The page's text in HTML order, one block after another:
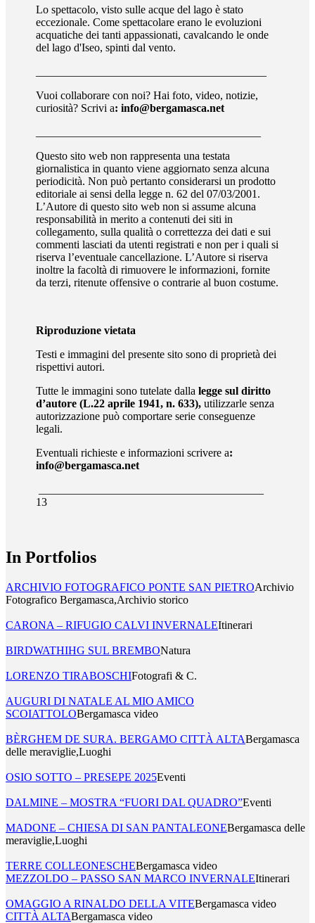
Lo spettacolo, visto sulle acque del lago è stato
eccezionale. Come spettacolare erano le evoluzioni
acquatiche dei tanti appassionati, cavalcando le onde
del lago d'Iseo, spinti dal vento.
Vuoi collaborare con noi? Hai foto, video, notizie,
curiosità? Scrivi a: info@bergamasca.net
Questo sito web non rappresenta una testata
giornalistica in quanto viene aggiornato senza alcuna
periodicità. Non può pertanto considerarsi un prodotto
editoriale ai sensi della legge n. 62 del 07/03/2001.
L’Autore di questo sito web non si assume alcuna
responsabilità in merito a contenuti dei siti in
collegamento, sulla qualità o correttezza dei dati e sui
commenti lasciati da utenti registrati e non per i quali si
riserva l’eventuale cancellazione. L’Autore si riserva
inoltre la facoltà di rimuovere le informazioni, fornite
da terzi, ritenute offensive o contrarie al buon costume.
Riproduzione vietata
Testi e immagini del presente sito sono di proprietà dei
rispettivi autori.
Tutte le immagini sono tutelate dalla legge sul diritto
d’autore (L.22 aprile 1941, n. 633),utilizzarle senza
autorizzazione può comportare serie conseguenze
legali.
Eventuali richieste e informazioni scrivere a:
info@bergamasca.net
13
In Portfolios
ARCHIVIO FOTOGRAFICO PONTE SAN PIETROArchivio
Fotografico Bergamasca,Archivio storico
CARONA – RIFUGIO CALVI INVERNALEItinerari
BIRDWATHIHG SUL BREMBONatura
LORENZO TIRABOSCHIFotografi & C.
AUGURI DI NATALE AL MIO AMICO
SCOIATTOLOBergamasca video
BÈRGHEM DE SURA. BERGAMO CITTÀ ALTABergamasca
delle meraviglie,Luoghi
OSIO SOTTO – PRESEPE 2025Eventi
DALMINE – MOSTRA “FUORI DAL QUADRO”Eventi
MADONE – CHIESA DI SAN PANTALEONEBergamasca delle
meraviglie,Luoghi
TERRE COLLEONESCHEBergamasca video
MEZZOLDO – PASSO SAN MARCO INVERNALEItinerari
OMAGGIO A RINALDO DELLA VITEBergamasca video
CITTÀ ALTABergamasca video